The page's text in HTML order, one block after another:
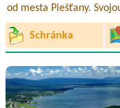
od mesta Piešťany.
Schránka